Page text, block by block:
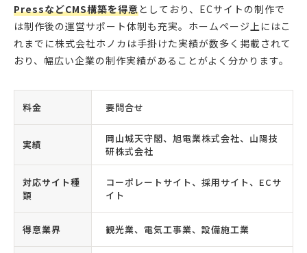
PressなどCMS構築を得意としており、ECサイトの制作で
は制作後の運営サポート体制も充実。ホームページ上にはこ
れまでに株式会社ホノカは手掛けた実績が数多く掲載されて
おり、幅広い企業の制作実績があることがよく分かります。
料金 要問合せ
実績
岡山城天守閣、旭電業株式会社、山陽技
研株式会社
対応サイト種
類
コーポレートサイト、採用サイト、ECサ
イト
得意業界 観光業、電気工事業、設備施工業